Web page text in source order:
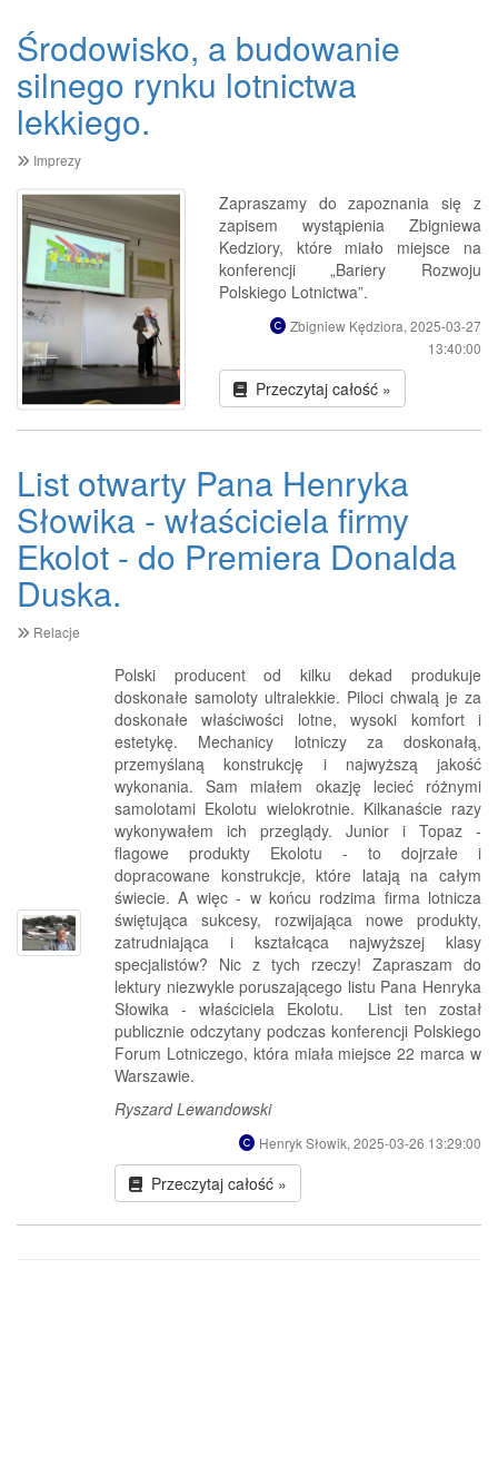
Środowisko, a budowanie
silnego rynku lotnictwa
lekkiego.
Imprezy
Zapraszamy do zapoznania się z
zapisem wystąpienia Zbigniewa
Kedziory, które miało miejsce na
konferencji „Bariery Rozwoju
Polskiego Lotnictwa”.
Zbigniew Kędziora, 2025-03-27
13:40:00
Przeczytaj całość »
List otwarty Pana Henryka
Słowika - właściciela firmy
Ekolot - do Premiera Donalda
Duska.
Relacje
Polski producent od kilku dekad produkuje
doskonałe samoloty ultralekkie. Piloci chwalą je za
doskonałe właściwości lotne, wysoki komfort i
estetykę. Mechanicy lotniczy za doskonałą,
przemyślaną konstrukcję i najwyższą jakość
wykonania. Sam miałem okazję lecieć różnymi
samolotami Ekolotu wielokrotnie. Kilkanaście razy
wykonywałem ich przeglądy. Junior i Topaz -
flagowe produkty Ekolotu - to dojrzałe i
dopracowane konstrukcje, które latają na całym
świecie. A więc - w końcu rodzima firma lotnicza
świętująca sukcesy, rozwijająca nowe produkty,
zatrudniająca i kształcąca najwyższej klasy
specjalistów? Nic z tych rzeczy! Zapraszam do
lektury niezwykle poruszającego listu Pana Henryka
Słowika - właściciela Ekolotu. List ten został
publicznie odczytany podczas konferencji Polskiego
Forum Lotniczego, która miała miejsce 22 marca w
Warszawie.
Ryszard Lewandowski
Henryk Słowik, 2025-03-26 13:29:00
Przeczytaj całość »